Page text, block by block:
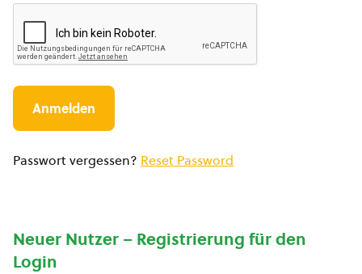
Passwort vergessen? Reset Password
Neuer Nutzer – Registrierung für den
Login